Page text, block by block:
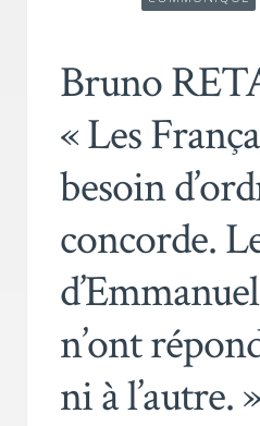
Bruno
« Les
besoin
concorde.
n’ont
ni à l’autre. »